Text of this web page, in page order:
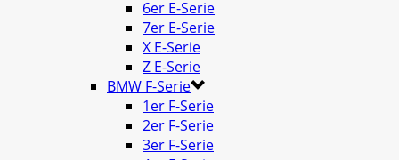
6er E-Serie
7er E-Serie
X E-Serie
Z E-Serie
BMW F-Serie
1er F-Serie
2er F-Serie
3er F-Serie